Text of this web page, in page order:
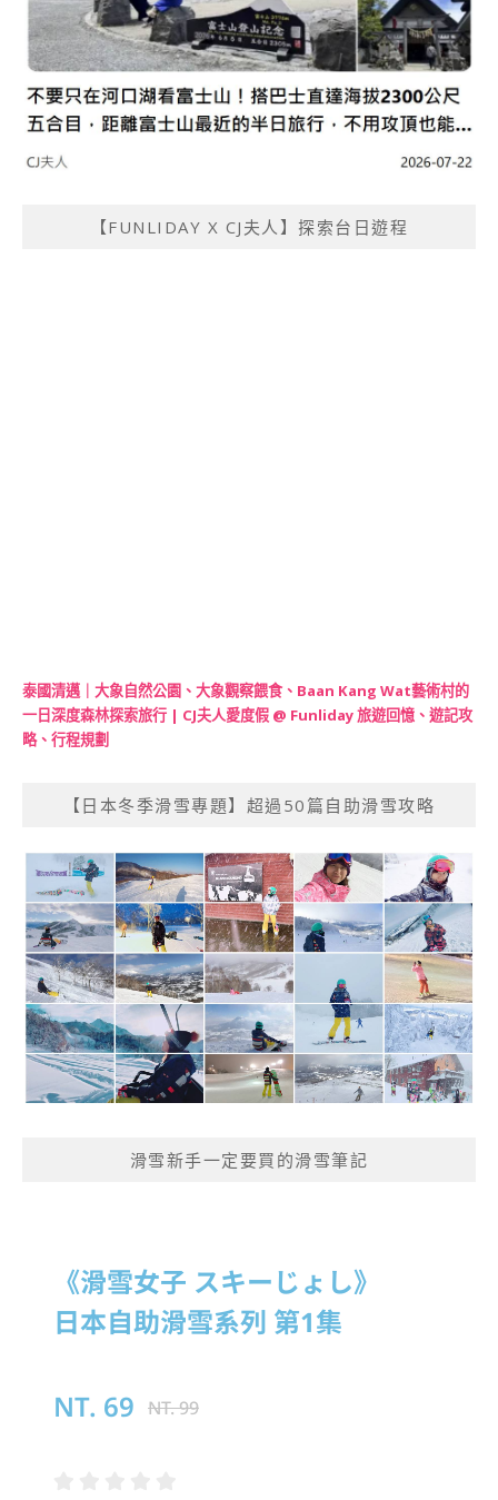
【FUNLIDAY X CJ夫人】探索台日遊程
泰國清邁｜大象自然公園、大象觀察餵食、Baan Kang Wat藝術村的
一日深度森林探索旅行 | CJ夫人愛度假 @ Funliday 旅遊回憶、遊記攻
略、行程規劃
【日本冬季滑雪專題】超過50篇自助滑雪攻略
滑雪新手一定要買的滑雪筆記